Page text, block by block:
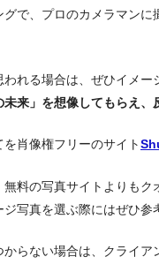
で、プロのカメラマン
われる場合は、ぜひイメ
来」を想像してもらえ、
肖像権フリーのサイト
料の写真サイトよりも
写真を選ぶ際にはぜひ参
からない場合は、クライ